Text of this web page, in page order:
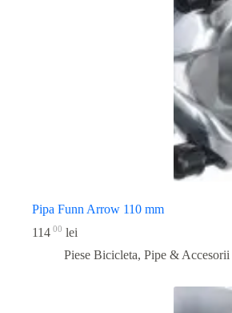
Pipa Funn Arrow 110 mm
114 00 lei
Piese Bicicleta, Pipe & Accesorii